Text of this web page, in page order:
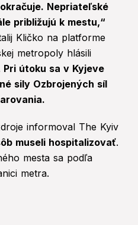
Nepriateľské
približujú k mestu,“
Kličko na platforme
metropoly hlásili
Pri útoku sa v Kyjeve
sily Ozbrojených síl
informoval The Kyiv
museli hospitalizovať.
mesta sa podľa
metra.